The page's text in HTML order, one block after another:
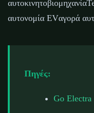
αυτοκινητοβιομηχανία
αυτονομία EVαγορά
Πηγές:
Go Electra